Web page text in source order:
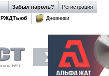
Регистрация
Забыл пароль?
РЖДТьюб
Дневники